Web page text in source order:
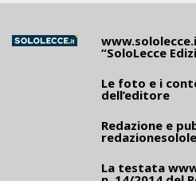
“SoloLecce
Le foto e i
dell’editore
Redazione e
La testata